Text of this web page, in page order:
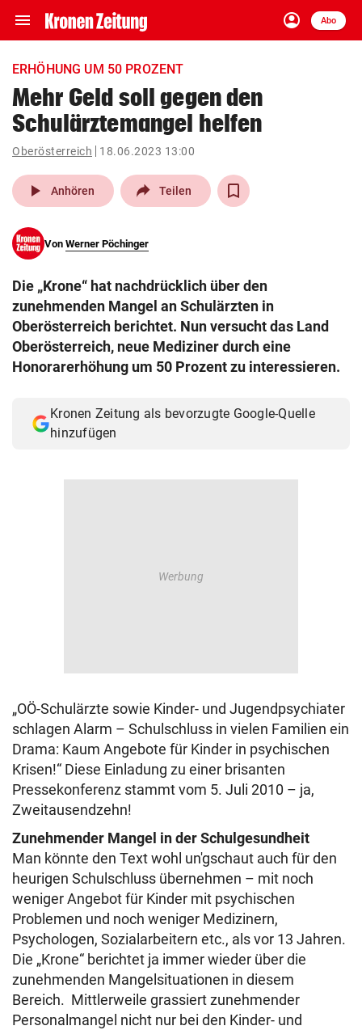
menu Navigation
ein-/ausklappen
account_circle
Anmelden
Abo
close Schließen
account_circle Anmelden
arrow_right
pin_drop
Wien arrow_right
search
eingeben
© Krone Multimedia GmbH & Co KG 2026
ERHÖHUNG UM 50 PROZENT
Mehr Geld soll gegen den
Schulärztemangel helfen
Oberösterreich 18.06.2023 13:00
play_arrow Anhören Teilen
Von Werner Pöchinger
Die „Krone“ hat nachdrücklich über den
zunehmenden Mangel an Schulärzten in
Oberösterreich berichtet. Nun versucht das Land
Oberösterreich, neue Mediziner durch eine
Honorarerhöhung um 50 Prozent zu interessieren.
Kronen Zeitung als bevorzugte Google-Quelle
hinzufügen
„OÖ-Schulärzte sowie Kinder- und Jugendpsychiater
schlagen Alarm – Schulschluss in vielen Familien ein
Drama: Kaum Angebote für Kinder in psychischen
Krisen!“ Diese Einladung zu einer brisanten
Pressekonferenz stammt vom 5. Juli 2010 – ja,
Zweitausendzehn!
Zunehmender Mangel in der Schulgesundheit
Man könnte den Text wohl un'gschaut auch für den
heurigen Schulschluss übernehmen – mit noch
weniger Angebot für Kinder mit psychischen
Problemen und noch weniger Medizinern,
Psychologen, Sozialarbeitern etc., als vor 13 Jahren.
Die „Krone“ berichtet ja immer wieder über die
zunehmenden Mangelsituationen in diesem
Bereich. Mittlerweile grassiert zunehmender
Personalmangel nicht nur bei den Kinder- und